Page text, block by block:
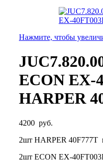
Нажмите, чтобы
ECON EX-
HARPER
4200 руб.
2шт HARPER 40F777T
2шт ECON EX-